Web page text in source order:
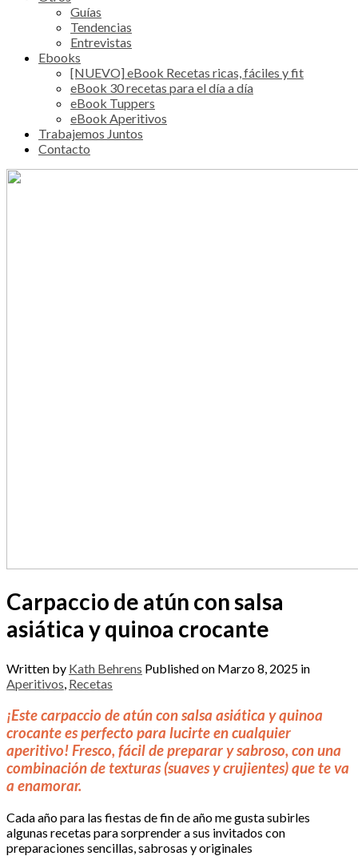
Guías
Tendencias
Entrevistas
Ebooks
[NUEVO] eBook Recetas ricas, fáciles y fit
eBook 30 recetas para el día a día
eBook Tuppers
eBook Aperitivos
Trabajemos Juntos
Contacto
Carpaccio de atún con salsa
asiática y quinoa crocante
Written by Kath Behrens Published on Marzo 8, 2025 in
Aperitivos, Recetas
¡Este carpaccio de atún con salsa asiática y quinoa
crocante es perfecto para lucirte en cualquier
aperitivo! Fresco, fácil de preparar y sabroso, con una
combinación de texturas (suaves y crujientes) que te va
a enamorar.
Cada año para las fiestas de fin de año me gusta subirles
algunas recetas para sorprender a sus invitados con
preparaciones sencillas, sabrosas y originales